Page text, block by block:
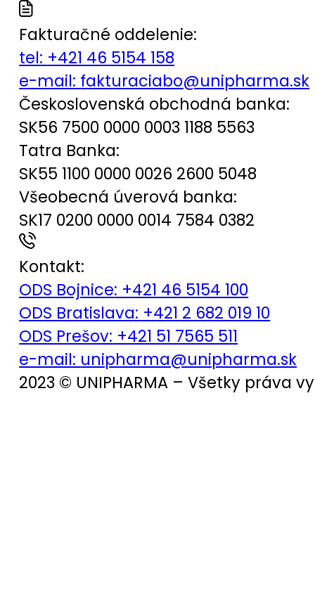
Fakturačné oddelenie:
tel: +421 46 5154 158
e-mail: fakturaciabo@unipharma.sk
Československá obchodná banka:
SK56 7500 0000 0003 1188 5563
Tatra Banka:
SK55 1100 0000 0026 2600 5048
Všeobecná úverová banka:
SK17 0200 0000 0014 7584 0382
Kontakt:
ODS Bojnice: +421 46 5154 100
ODS Bratislava: +421 2 682 019 10
ODS Prešov: +421 51 7565 511
e-mail: unipharma@unipharma.sk
2023 © UNIPHARMA – Všetky práva